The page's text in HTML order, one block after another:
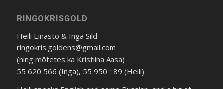
RINGOKRISGOLD
Heili Einasto & Inga Sild
ringokris.goldens@gmail.com
(ning mõtetes ka Kristiina Aasa)
55 620 566 (Inga), 55 950 189 (Heili)